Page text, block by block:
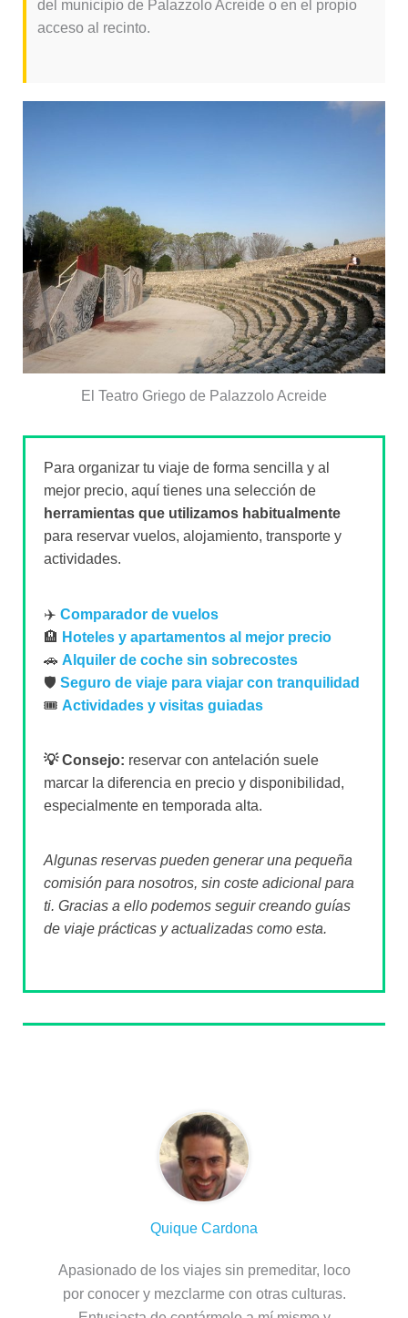
del municipio de Palazzolo Acreide o en el propio
acceso al recinto.
El Teatro Griego de Palazzolo Acreide
Para organizar tu viaje de forma sencilla y al
mejor precio, aquí tienes una selección de
herramientas que utilizamos habitualmente
para reservar vuelos, alojamiento, transporte y
actividades.
✈️ Comparador de vuelos
🏨 Hoteles y apartamentos al mejor precio
🚗 Alquiler de coche sin sobrecostes
🛡️ Seguro de viaje para viajar con tranquilidad
🎟️ Actividades y visitas guiadas
💡 Consejo: reservar con antelación suele
marcar la diferencia en precio y disponibilidad,
especialmente en temporada alta.
Algunas reservas pueden generar una pequeña
comisión para nosotros, sin coste adicional para
ti. Gracias a ello podemos seguir creando guías
de viaje prácticas y actualizadas como esta.
Quique Cardona
Apasionado de los viajes sin premeditar, loco
por conocer y mezclarme con otras culturas.